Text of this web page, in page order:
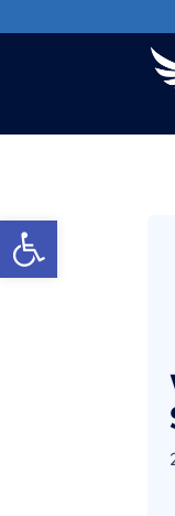
Otwórz pasek narzędzi